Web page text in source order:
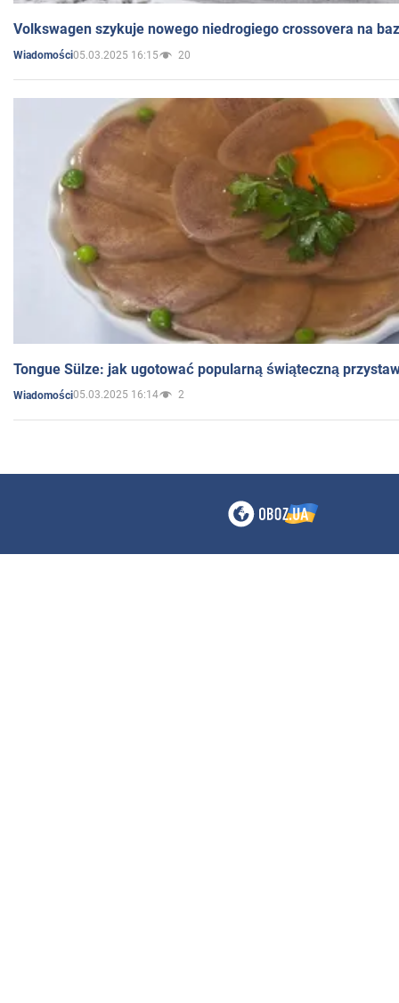
Volkswagen szykuje nowego niedrogiego crossovera na
Wiadomości05.03.2025 16:15 20
Tongue Sülze: jak ugotować popularną świąteczną
Wiadomości05.03.2025 16:14 2